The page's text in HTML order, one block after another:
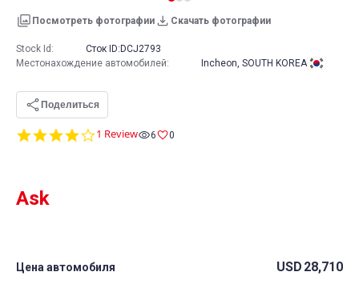
Посмотреть фотографии Скачать фотографии
4.0
1 Review 6 0
Ask
Цена автомобиля USD 28,710
Stock Id: Сток ID: DCJ2793
Местонахождение автомобилей: Incheon, SOUTH KOREA
Поделиться